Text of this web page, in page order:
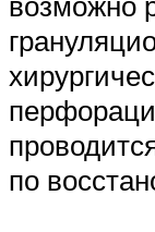
по